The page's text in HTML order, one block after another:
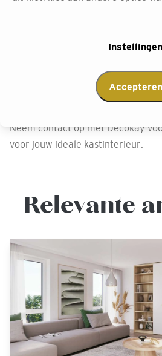
legplanken of lades, volledig naar
thuis opmeten en monteren van
verrassingen achteraf hebt. Kom
Neem contact op met Decokay
voor jouw ideale kastinterieur.
Relevante
Instellingen
Accepteren